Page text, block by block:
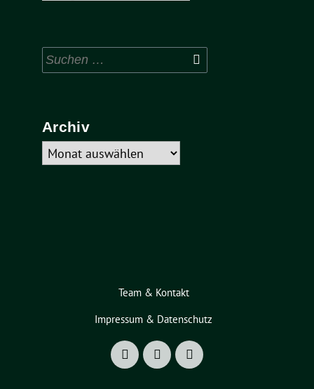
Suchen
nach:
Archiv
Archiv
Team & Kontakt
Impressum & Datenschutz